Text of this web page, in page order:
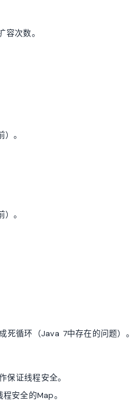
次数。
。
。
死循环（Java 7中存在的问题）。
保证线程安全。
安全的Map。